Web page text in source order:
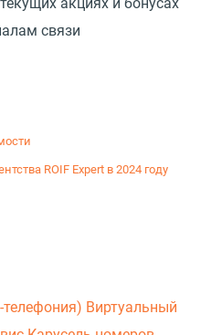
связи
ROIF Expert в 2024 году
Виртуальный